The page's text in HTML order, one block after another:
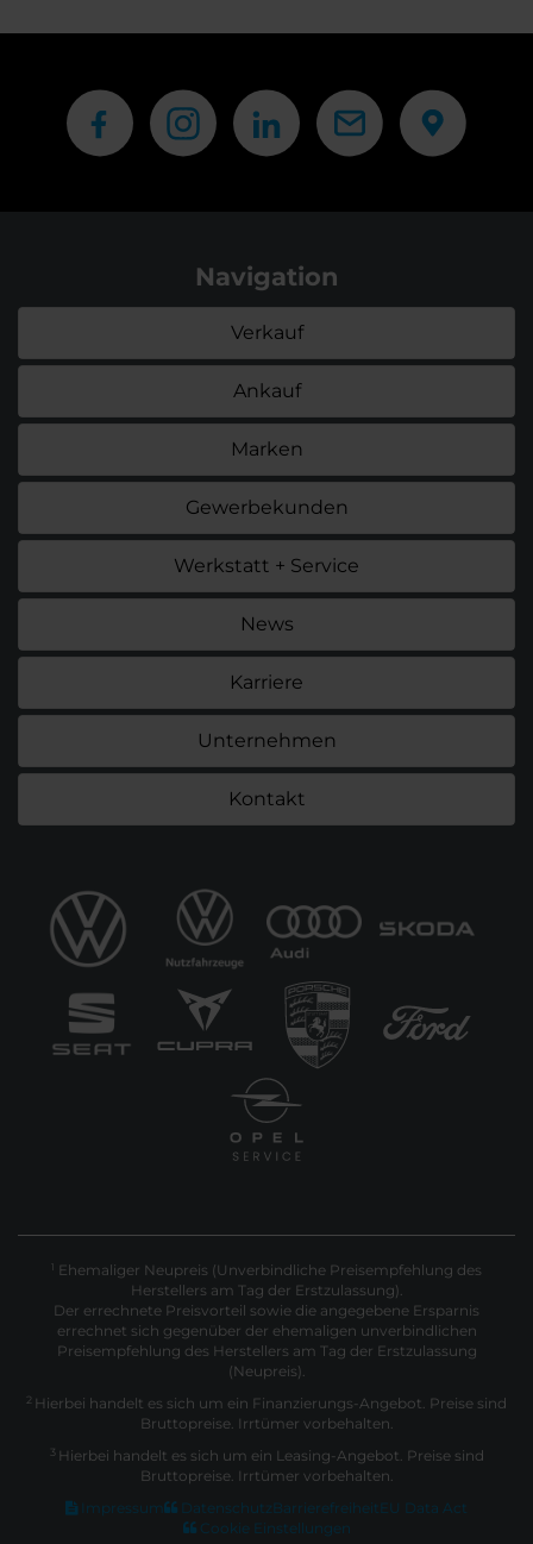
Navigation
Verkauf
Ankauf
Marken
Gewerbekunden
Werkstatt + Service
News
Karriere
Unternehmen
Kontakt
1 Ehemaliger Neupreis (Unverbindliche Preisempfehlung des
Herstellers am Tag der Erstzulassung).
Der errechnete Preisvorteil sowie die angegebene Ersparnis
errechnet sich gegenüber der ehemaligen unverbindlichen
Preisempfehlung des Herstellers am Tag der Erstzulassung
(Neupreis).
2 Hierbei handelt es sich um ein Finanzierungs-Angebot. Preise sind
Bruttopreise. Irrtümer vorbehalten.
3 Hierbei handelt es sich um ein Leasing-Angebot. Preise sind
Bruttopreise. Irrtümer vorbehalten.
Impressum
Datenschutz Barrierefreiheit EU Data Act
Cookie Einstellungen